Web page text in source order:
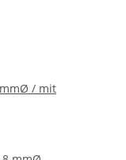
mmØ / mit